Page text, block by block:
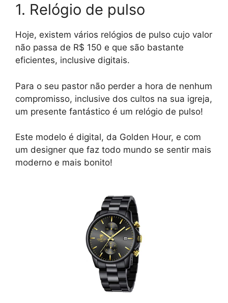
1. Relógio de pulso
Hoje, existem vários relógios de pulso cujo valor
não passa de R$ 150 e que são bastante
eficientes, inclusive digitais.
Para o seu pastor não perder a hora de nenhum
compromisso, inclusive dos cultos na sua igreja,
um presente fantástico é um relógio de pulso!
Este modelo é digital, da Golden Hour, e com
um designer que faz todo mundo se sentir mais
moderno e mais bonito!